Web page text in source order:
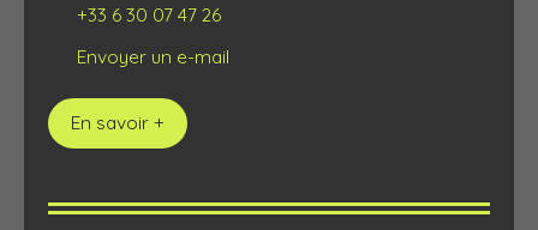
+33 6 30 07 47 26
Envoyer un e-mail
En savoir +